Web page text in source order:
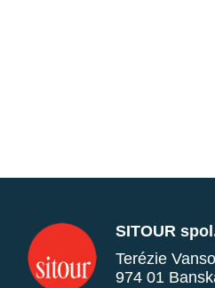
SITOUR
Terézie
974 01